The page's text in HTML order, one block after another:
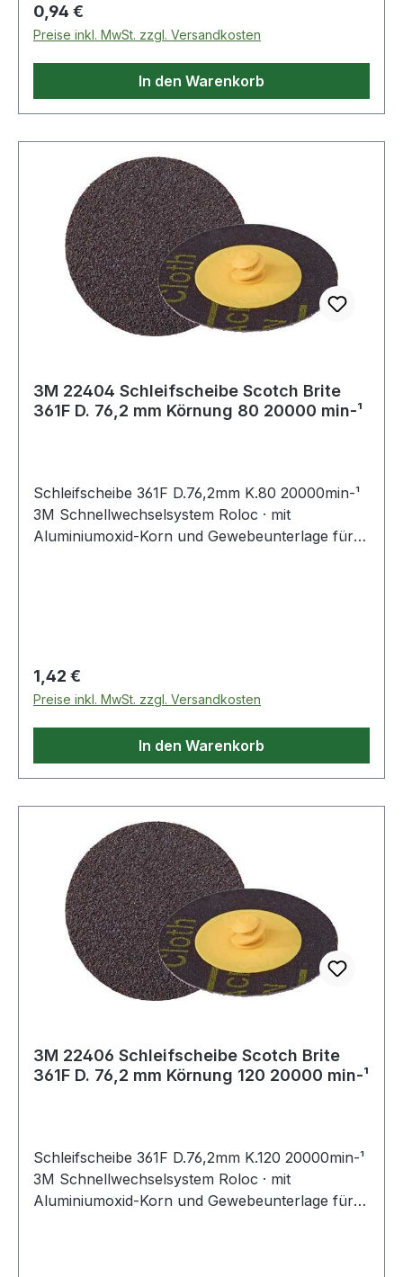
Regulärer Preis:
0,94 €
Preise inkl. MwSt. zzgl. Versandkosten
In den Warenkorb
3M 22404 Schleifscheibe Scotch Brite
361F D. 76,2 mm Körnung 80 20000 min-¹
Schleifscheibe 361F D.76,2mm K.80 20000min-¹
3M Schnellwechselsystem Roloc · mit
Aluminiumoxid-Korn und Gewebeunterlage für
Regulärer Preis:
1,42 €
Preise inkl. MwSt. zzgl. Versandkosten
In den Warenkorb
3M 22406 Schleifscheibe Scotch Brite
361F D. 76,2 mm Körnung 120 20000 min-¹
Schleifscheibe 361F D.76,2mm K.120 20000min-¹
3M Schnellwechselsystem Roloc · mit
Aluminiumoxid-Korn und Gewebeunterlage für